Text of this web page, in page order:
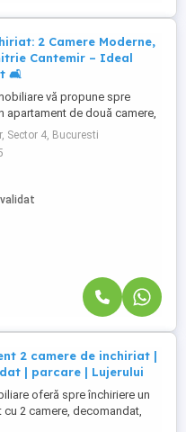
2 Camere Moderne,
Cantemir – Ideal
🛋️
vă propune spre
apartament de două camere,
modern, situat în zona
🚇 Locuința se află într-o
fiind foarte aproape de
Piața Unirii și de multiple
STB. 🛒 În imediata
Sector 4, Bucuresti
2 camere de inchiriat |
| parcare | Lujerului
oferă spre închiriere un
cu 2 camere, decomandat,